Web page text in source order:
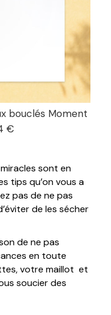
bouclés Moment
€
sont en
tips qu’on vous a
pas de ne pas
de les sécher
de ne pas
en toute
votre maillot et
soucier des